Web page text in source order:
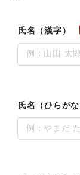
氏名（漢字）
氏名（ひらがな